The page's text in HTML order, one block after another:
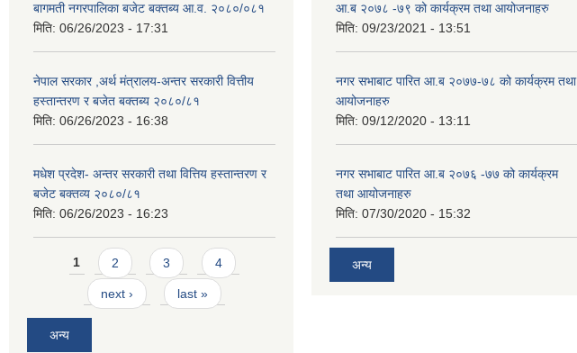
बागमती नगरपालिका बजेट बक्तब्य आ.व. २०८०/०८१
मिति: 06/26/2023 - 17:31
नेपाल सरकार ,अर्थ मंत्रालय-अन्तर सरकारी वित्तीय
हस्तान्तरण र बजेत बक्तब्य २०८०/८१
मिति: 06/26/2023 - 16:38
मधेश प्रदेश- अन्तर सरकारी तथा वित्तिय हस्तान्तरण र
बजेट बक्तव्य २०८०/८१
मिति: 06/26/2023 - 16:23
Pages
1 2 3 4
next › last »
अन्य
आ.ब २०७८ -७९ को कार्यक्रम तथा आयोजनाहरु
मिति: 09/23/2021 - 13:51
नगर सभाबाट पारित आ.ब २०७७-७८ को कार्यक्रम तथा
आयोजनाहरु
मिति: 09/12/2020 - 13:11
नगर सभाबाट पारित आ.ब २०७६ -७७ को कार्यक्रम
तथा आयोजनाहरु
मिति: 07/30/2020 - 15:32
अन्य